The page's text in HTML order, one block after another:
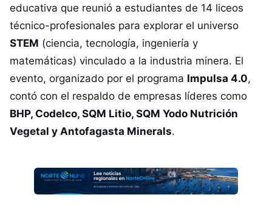
educativa que reunió a estudiantes de 14 liceos
técnico-profesionales para explorar el universo
STEM (ciencia, tecnología, ingeniería y
matemáticas) vinculado a la industria minera. El
evento, organizado por el programa Impulsa 4.0,
contó con el respaldo de empresas líderes como
BHP, Codelco, SQM Litio, SQM Yodo Nutrición
Vegetal y Antofagasta Minerals.